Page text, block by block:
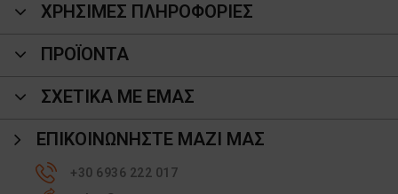
ΧΡΗΣΙΜΕΣ ΠΛΗΡΟΦΟΡΙΕΣ
ΠΡΟΪΌΝΤΑ
ΣΧΕΤΙΚΑ ΜΕ ΕΜΑΣ
ΕΠΙΚΟΙΝΩΝΉΣΤΕ ΜΑΖΊ ΜΑΣ
+30 6936 222 017